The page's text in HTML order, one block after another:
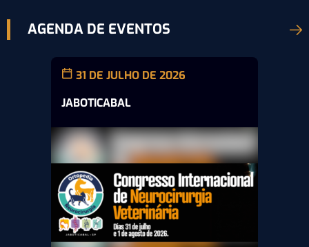
AGENDA DE EVENTOS
31 DE JULHO DE 2026
JABOTICABAL